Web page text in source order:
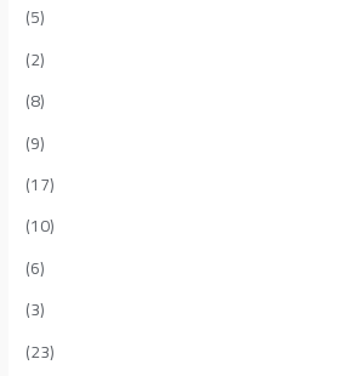
(5)
(2)
(8)
(9)
(17)
(10)
(6)
(3)
(23)